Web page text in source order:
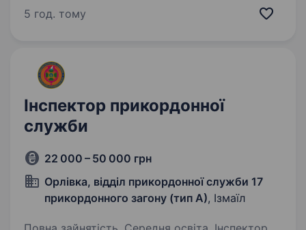
у понад 32 містах і продовжуємо розвиватися,
5 год. тому
Інспектор прикордонної
служби
22 000 – 50 000 грн
Орлівка, відділ прикордонної служби 17
прикордонного загону (тип А), Ізмаїл